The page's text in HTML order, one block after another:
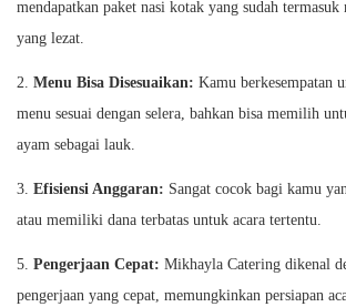
mendapatkan paket nasi kotak yang sudah
yang lezat.
2. Menu Bisa Disesuaikan: Kamu berkesempatan
menu sesuai dengan selera, bahkan bisa memilih
ayam sebagai lauk.
3. Efisiensi Anggaran: Sangat cocok bagi kamu
atau memiliki dana terbatas untuk acara tertentu.
5. Pengerjaan Cepat: Mikhayla Catering dikenal
pengerjaan yang cepat, memungkinkan persiapan